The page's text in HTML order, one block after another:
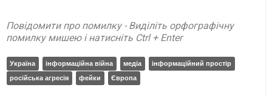
Повідомити про помилку - Виділіть орфографічну
помилку мишею і натисніть Ctrl + Enter
Україна інформаційна війна медіа
інформаційний простір
російська агресія
фейки Європа